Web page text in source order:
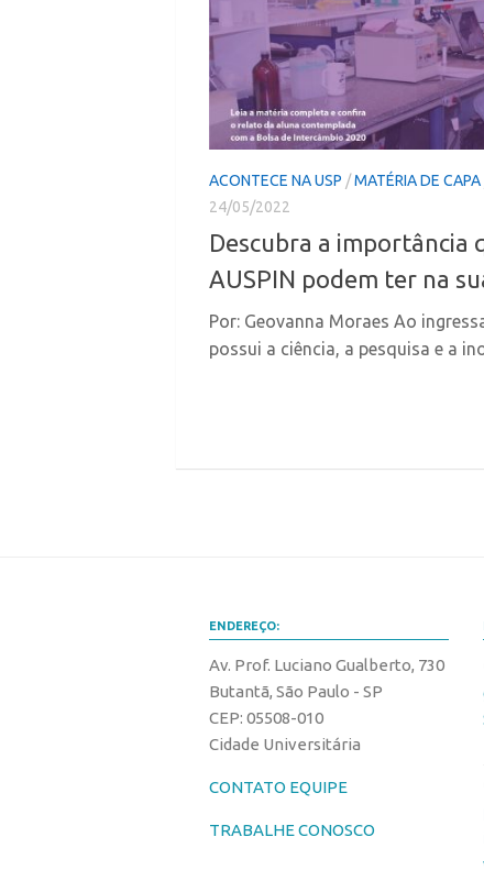
ACONTECE NA USP /MATÉRIA DE CAPA
24/05/2022
Descubra a importância
AUSPIN podem ter na
Por: Geovanna Moraes Ao
possui a ciência, a pesquisa e a
ENDEREÇO:
Av. Prof. Luciano Gualberto, 730
Butantã, São Paulo - SP
CEP: 05508-010
Cidade Universitária
CONTATO EQUIPE
TRABALHE CONOSCO